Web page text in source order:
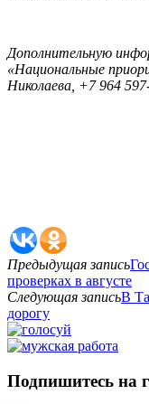
Дополнительную
«Национальные
Николаева, +7 964
Предыдущая запись
проверках в августе
Следующая записьВ
дорогу
Подпишитесь на